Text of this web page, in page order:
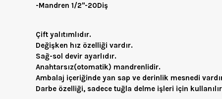
-Mandren 1/2"-20Diş
Çift yalıtımlıdır.
Değişken hız özelliği vardır.
Sağ-sol devir ayarlıdır.
Anahtarsız(otomatik) mandrenlidir.
Ambalaj içeriğinde yan sap ve derinlik mesnedi
Darbe özelliği, sadece tuğla delme işleri için